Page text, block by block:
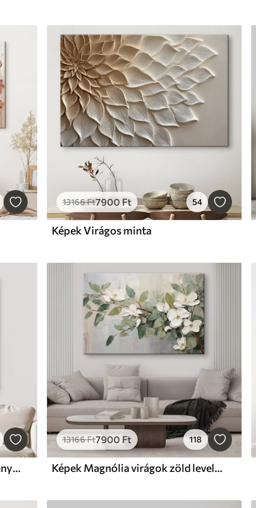
13166Ft7900 Ft 54
Képek Virágos minta
Képek Növényzet az ablakpárkányon akvarell utánzata
13166Ft7900 Ft 118
Képek Magnólia virágok zöld levelekkel egy ágon, impasto texturált stílus, lágy színpaletta